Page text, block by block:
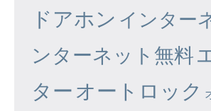
ドアホン インター
ンターネット無料
ター オートロック